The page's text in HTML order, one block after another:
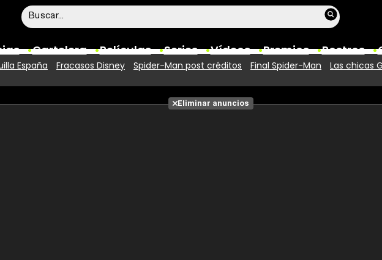
Cartelera Películas Series Vídeos Premios Rostros
Taquilla Fotos
España Fracasos Disney Spider-Man post créditos Final Spider-Man Las chicas
Eliminar anuncios